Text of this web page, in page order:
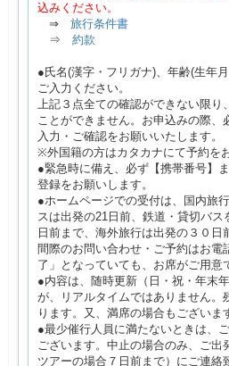
込みください。
⇒ 旅行条件書
⇒ 約款
●氏名(漢字・フリガナ)、年齢(生年
ご入力ください。
上記３点全ての確認ができない限り
ことができません。お申込みの際、
入力・ご確認をお願いいたします。
※外国籍の方はカタカナにて予約を
●緊急時に備え、必ず【携帯番号】
登録をお願いします。
●ホームページでの受付は、国内旅
スは出発の21日前、鉄道・貸切バス
日前まで、海外旅行は出発の３０日
間際のお問い合わせ・ご予約はお電
了」となっていても、お席がご用意
●内容は、随時更新（日・祝・年末
が、リアルタイムではありません。
ります。又、満席の場合もございま
●最少催行人員に満たないときは、
ございます。中止の場合のみ、ご出
ツアーの場合７日前まで）にご連絡